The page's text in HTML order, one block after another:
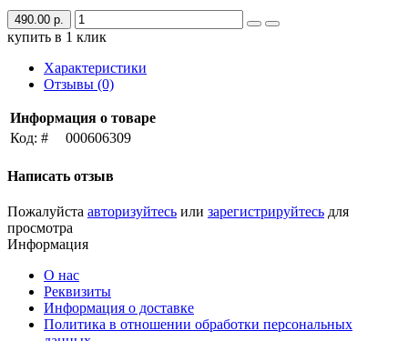
490.00 р.
купить в 1 клик
Характеристики
Отзывы (0)
Информация о товаре
Код: #
000606309
Написать отзыв
Пожалуйста авторизуйтесь или зарегистрируйтесь для
просмотра
Информация
О нас
Реквизиты
Информация о доставке
Политика в отношении обработки персональных